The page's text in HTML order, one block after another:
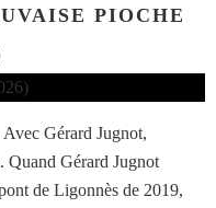
PIOCHE
Gérard Jugnot,
Quand Gérard Jugnot
de Ligonnès de 2019,